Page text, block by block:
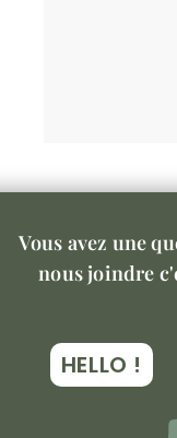
Vous avez une
nous joindre
HELLO !